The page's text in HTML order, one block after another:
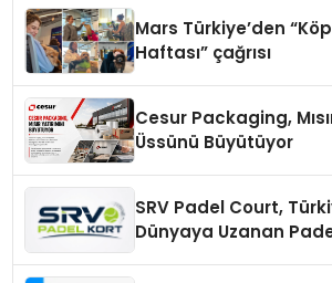
Mars Türkiye’den
Haftası” çağrısı
Cesur Packaging,
Üssünü Büyütüyor
SRV Padel Court,
Dünyaya Uzanan